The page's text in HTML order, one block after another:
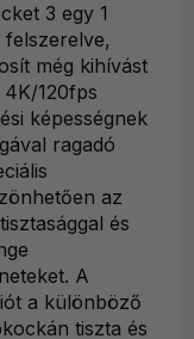
3 egy 1
még kihívást
120fps
képességnek
ragadó
az
és
A
a különböző
tiszta és